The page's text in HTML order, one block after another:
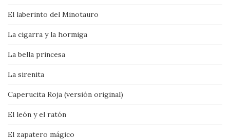
El laberinto del Minotauro
La cigarra y la hormiga
La bella princesa
La sirenita
Caperucita Roja (versión original)
El león y el ratón
El zapatero mágico